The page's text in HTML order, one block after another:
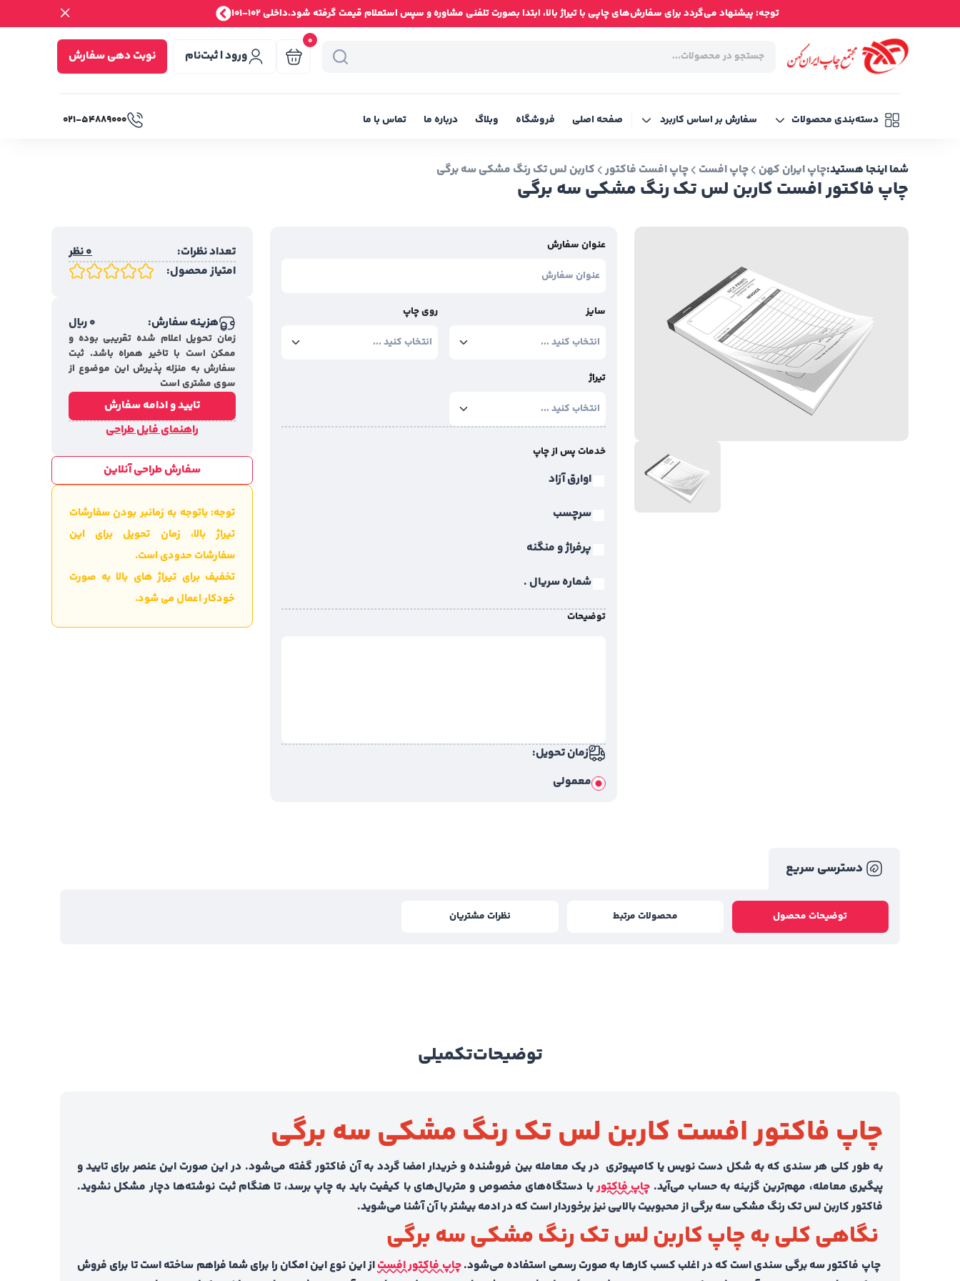
توجه: پیشنهاد می‌گردد برای سفارش‌های چاپی با تیراژ بالا، ابتدا بصورت تلفنی مشاوره و سپس استعلام قیمت گرفته شود.داخلی 102-101
0
ورود | ثبت‌نام نوبت دهی سفارش
دسته‌بندی محصولات سفارش بر اساس کاربرد صفحه اصلی فروشگاه وبلاگ درباره ما تماس با ما ۰۲۱-۵۴۸۸۹۰۰۰
چاپ فاکتور افست کاربن لس تک رنگ مشکی سه برگی
شما اینجا هستید:چاپ ایران کهن چاپ افست چاپ افست فاکتور کاربن لس تک رنگ مشکی سه برگی
عنوان سفارش
سایز روی چاپ
تیراژ
خدمات پس از چاپ
اوارق آزاد
سرچسب
پرفراژ و منگنه
شماره سریال .
توضیحات
زمان تحویل:
معمولی
تعداد نظرات:
0 نظر
امتیاز محصول:
هزینه سفارش: 0ریال
زمان تحویل اعلام شده تقریبی بوده و
ممکن است با تاخیر همراه باشد. ثبت
سفارش به منزله پذیرش این موضوع از
سوی مشتری است
تایید و ادامه سفارش
راهنمای فایل طراحی
سفارش طراحی آنلاین
توجه: باتوجه به زمانبر بودن سفارشات
تیراژ بالا، زمان تحویل برای این
سفارشات حدودی است.
تخفیف برای تیراژ های بالا به صورت
خودکار اعمال می شود.
دسترسی سریع
توضیحات محصول محصولات مرتبط نظرات مشتریان
توضیحاتتکمیلی
چاپ فاکتور افست کاربن لس تک رنگ مشکی سه برگی
به طور کلی هر سندی که به شکل دست نویس یا کامپیوتری در یک معامله بین فروشنده و خریدار امضا گردد به آن فاکتور گفته می‌شود. در این صورت این عنصر برای تایید و
پیگیری معامله، مهم‌ترین گزینه به حساب می‌آید. چاپ فاکتوربا دستگاه‌های مخصوص و متریال‌های با کیفیت باید به چاپ برسد، تا هنگام ثبت نوشته‌ها دچار مشکل نشوید.
فاکتور کاربن لس تک رنگ مشکی سه برگی از محبوبیت بالایی نیز برخوردار است که در ادمه بیشتر با آن آشنا می‌شوید.
نگاهی کلی به چاپ کاربن لس تک رنگ مشکی سه برگی
چاپ فاکتور سه برگی سندی است که در اغلب کسب کارها به صورت رسمی استفاده می‌شود.چاپ فاکتور افستاز این نوع این امکان را برای شما فراهم ساخته است تا برای فروش